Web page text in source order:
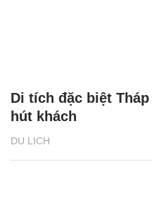
DU LỊCH
Di tích đặc biệt
hút khách